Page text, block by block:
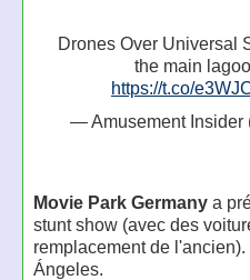
Drones Over Universal
the main
https://t.co/
— Amusement Insider
Movie Park Germanya
stunt show (avec des
remplacement de
Ángeles.